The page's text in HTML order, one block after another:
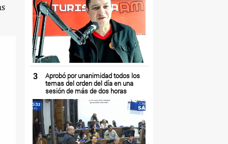
3
Aprobó por unanimidad todos los
temas del orden del día en una
sesión de más de dos horas